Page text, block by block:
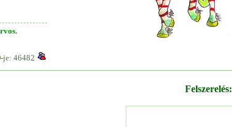
je: 46482
Felszerelés: